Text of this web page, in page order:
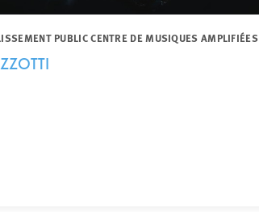
PUBLIC CENTRE DE MUSIQUES AMPLIFIÉES